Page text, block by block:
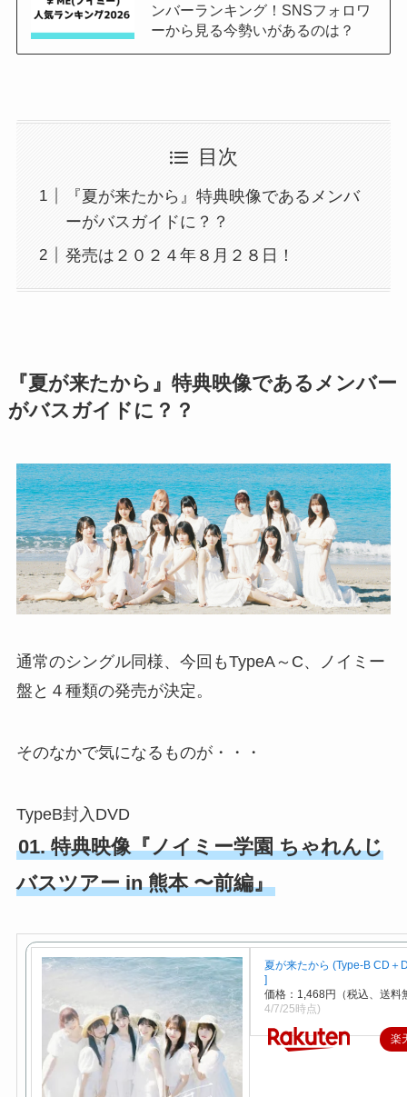
ンバーランキング！SNSフォロワ
ーから見る今勢いがあるのは？
目次
『夏が来たから』特典映像であるメンバ
ーがバスガイドに？？
発売は２０２４年８月２８日！
『夏が来たから』特典映像であるメンバー
がバスガイドに？？
通常のシングル同様、今回もTypeA～C、ノイミー
盤と４種類の発売が決定。
そのなかで気になるものが・・・
TypeB封入DVD
01. 特典映像『ノイミー学園 ちゃれんじ
バスツアー in 熊本 〜前編』
夏が来たから (Type-B CD＋
]
価格：1,468円（税込、送料
4/7/25時点)
楽